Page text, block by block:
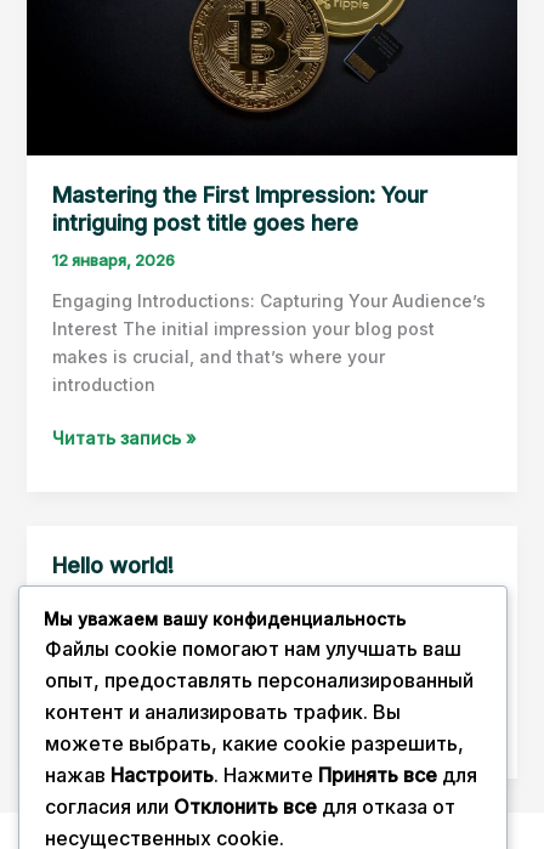
Mastering the First Impression: Your
intriguing post title goes here
12 января, 2026
Engaging Introductions: Capturing Your Audience’s
Interest The initial impression your blog post
makes is crucial, and that’s where your
introduction
Mastering
intriguing
title
goes
here
Читать запись »
Hello world!
Welcome to WordPress. This is your first post. Edit
Hello
world!
Читать запись »
Мы уважаем вашу конфиденциальность
Файлы cookie помогают нам улучшать ваш
опыт, предоставлять персонализированный
контент и анализировать трафик. Вы
можете выбрать, какие cookie разрешить,
нажав Настроить. Нажмите Принять все для
согласия или Отклонить все для отказа от
несущественных cookie.